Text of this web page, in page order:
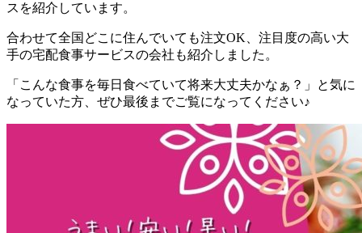
スを紹介しています。
合わせて全国どこに住んでいても注文OK、注目度の高い大
手の宅配食事サービスの会社も紹介 しました。
「こんな食事を毎日食べていて将来大丈夫かなぁ？」と気に
なっていた方、ぜひ最後までご覧になってください♪